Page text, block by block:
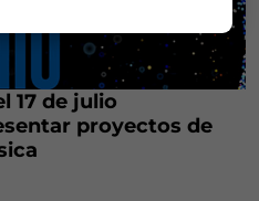
17 de julio
proyectos de